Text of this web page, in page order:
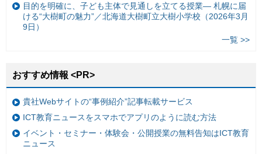
目的を明確に、子ども主体で見通しを立てる授業— 札幌に届
ける“大樹町の魅力”／北海道大樹町立大樹小学校（2026年3月
9日）
一覧 >>
おすすめ情報 <PR>
貴社Webサイトの“事例紹介”記事転載サービス
ICT教育ニュースをスマホでアプリのように読む方法
イベント・セミナー・体験会・公開授業の無料告知はICT教育
ニュース